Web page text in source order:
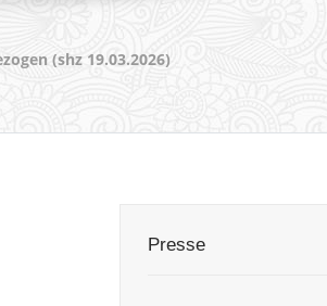
(shz 19.03.2026)
Presse